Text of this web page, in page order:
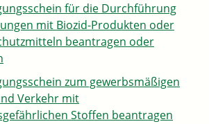
für die Durchführung
mit Biozid-Produkten oder
beantragen oder
zum gewerbsmäßigen
Verkehr mit
Stoffen beantragen